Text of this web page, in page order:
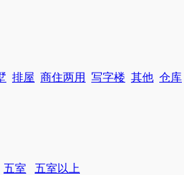
排屋 商住两用 写字楼 其他 仓库
五室 五室以上